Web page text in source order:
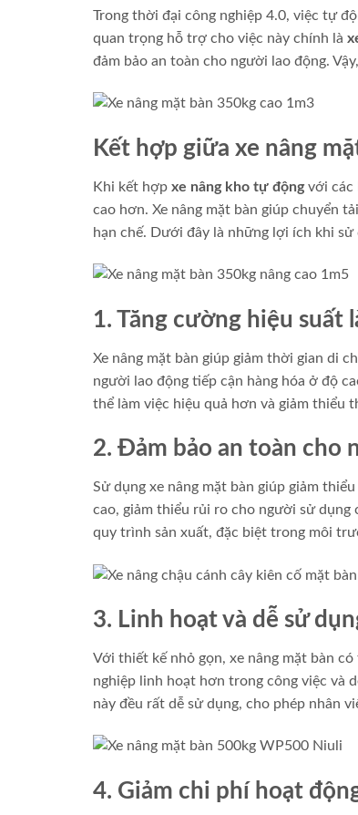
Trong thời đại công nghiệp 4.0, việc tự
quan trọng hỗ trợ cho việc này chính là
đảm bảo an toàn cho người lao động.
Kết hợp giữa xe nâng
Khi kết hợp xe nâng kho tự độngvới các
cao hơn. Xe nâng mặt bàn giúp chuyển
hạn chế. Dưới đây là những lợi ích khi
1. Tăng cường hiệu suất
Xe nâng mặt bàn giúp giảm thời gian di
người lao động tiếp cận hàng hóa ở độ
thể làm việc hiệu quả hơn và giảm thiểu
2. Đảm bảo an toàn cho
Sử dụng xe nâng mặt bàn giúp giảm
cao, giảm thiểu rủi ro cho người sử
quy trình sản xuất, đặc biệt trong môi
3. Linh hoạt và dễ sử
Với thiết kế nhỏ gọn, xe nâng mặt bàn
nghiệp linh hoạt hơn trong công việc và
này đều rất dễ sử dụng, cho phép nhân
4. Giảm chi phí hoạt